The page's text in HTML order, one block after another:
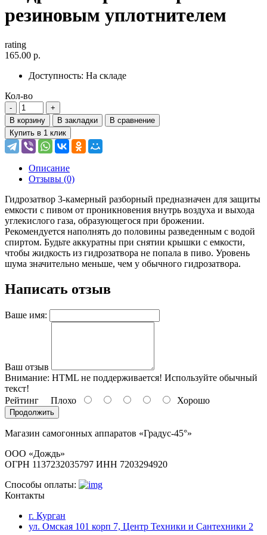
резиновым уплотнителем
rating
165.00 р.
Доступность: На складе
Кол-во
В корзину В закладки
В сравнение
Купить в 1 клик
Описание
Отзывы (0)
Гидрозатвор 3-камерный разборный предназначен для защиты
емкости с пивом от проникновения внутрь воздуха и выхода
углекислого газа, образующегося при брожении.
Рекомендуется наполнять до половины разведенным с водой
спиртом. Будьте аккуратны при снятии крышки с емкости,
чтобы жидкость из гидрозатвора не попала в пиво. Уровень
шума значительно меньше, чем у обычного гидрозатвора.
Написать отзыв
Ваше имя:
Ваш отзыв
Внимание: HTML не поддерживается! Используйте обычный
текст!
Рейтинг Плохо Хорошо
Продолжить
Магазин самогонных аппаратов «Градус-45°»
ООО «Дождь»
ОГРН 1137232035797 ИНН 7203294920
Способы оплаты:
Контакты
г. Курган
ул. Омская 101 корп 7, Центр Техники и Сантехники 2